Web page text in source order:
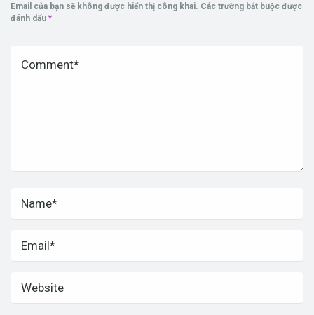
Email của bạn sẽ không được hiển thị công khai. Các trường bắt buộc được
đánh dấu *